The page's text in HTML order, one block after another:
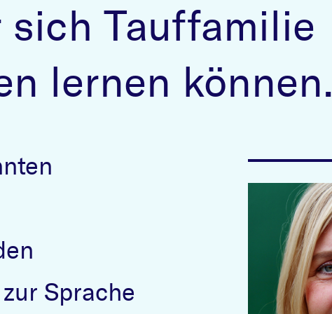
sich Tauffamilie
lernen können.
Sprache